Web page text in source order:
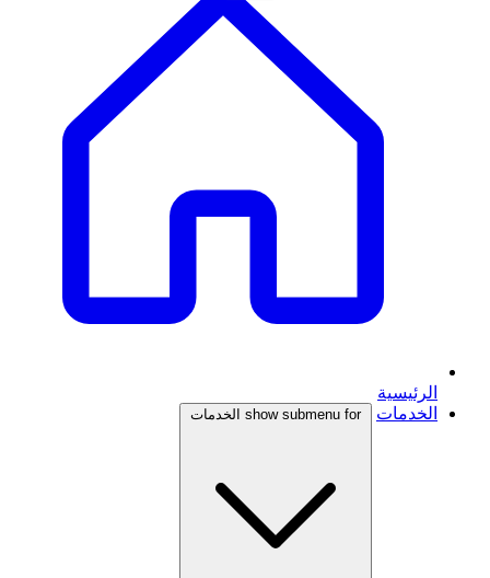
الرئيسية
الخدمات
show submenu for الخدمات